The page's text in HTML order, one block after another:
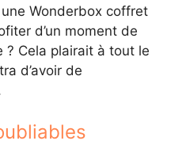
Wonderbox coffret
d’un moment de
Cela plairait à tout le
d’avoir de